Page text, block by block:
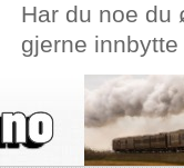
Har du noe du
gjerne